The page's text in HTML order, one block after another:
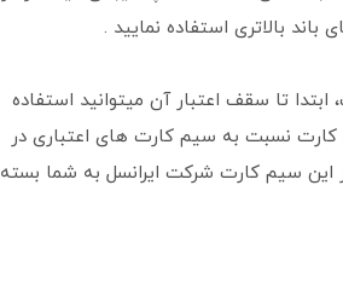
تا سقف اعتبار آن میتوانید استفاده
کارت نسبت به سیم کارت های اعتباری در
این سیم کارت شرکت ایرانسل به شما بسته